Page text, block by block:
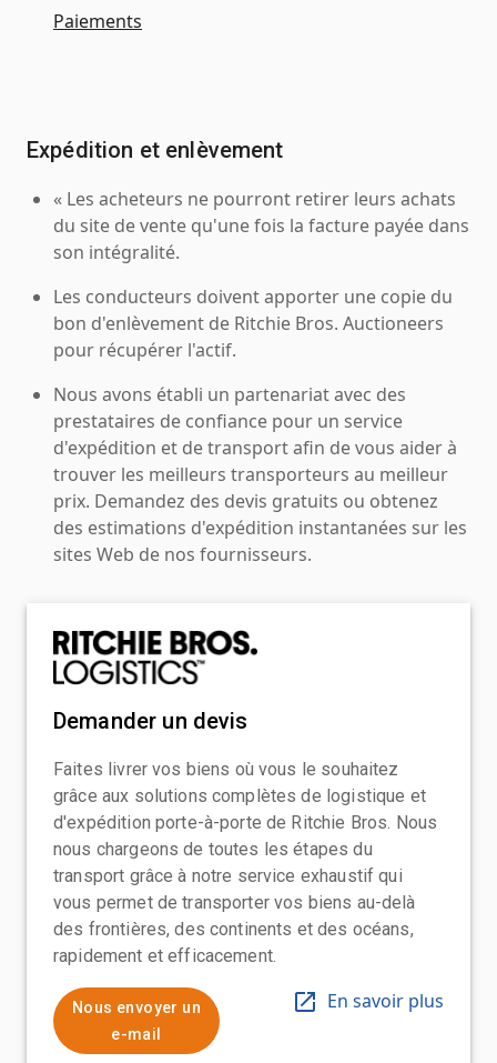
Paiements
Expédition et enlèvement
« Les acheteurs ne pourront retirer leurs achats
du site de vente qu'une fois la facture payée dans
son intégralité.
Les conducteurs doivent apporter une copie du
bon d'enlèvement de Ritchie Bros. Auctioneers
pour récupérer l'actif.
Nous avons établi un partenariat avec des
prestataires de confiance pour un service
d'expédition et de transport afin de vous aider à
trouver les meilleurs transporteurs au meilleur
prix. Demandez des devis gratuits ou obtenez
des estimations d'expédition instantanées sur les
sites Web de nos fournisseurs.
Demander un devis
Faites livrer vos biens où vous le souhaitez
grâce aux solutions complètes de logistique et
d'expédition porte-à-porte de Ritchie Bros. Nous
nous chargeons de toutes les étapes du
transport grâce à notre service exhaustif qui
vous permet de transporter vos biens au-delà
des frontières, des continents et des océans,
rapidement et efficacement.
Nous envoyer un
e-mail
En savoir plus